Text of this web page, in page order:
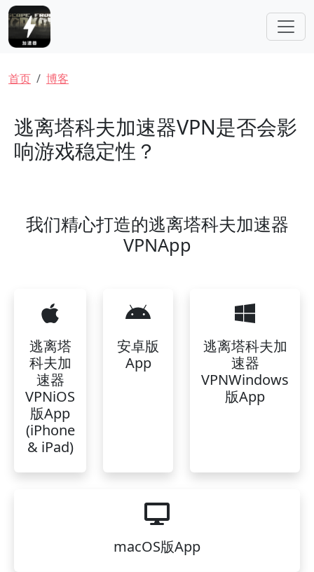
跳转到主要内容
面包屑
首页 博客
逃离塔科夫加速器VPN是否会影
响游戏稳定性？
我们精心打造的逃离塔科夫加速器
VPNApp
逃离塔
科夫加
速器
VPNiOS
版App
(iPhone
& iPad)
安卓版
App
逃离塔科夫加
速器
VPNWindows
版App
macOS版App